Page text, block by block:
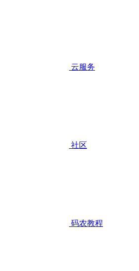
云服务
社区
码农教程